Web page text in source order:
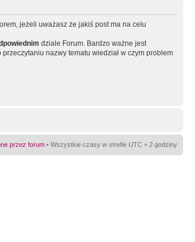
jeżeli uważasz że jakiś post ma na celu
dziale Forum. Bardzo ważne jest
nazwy tematu wiedział w czym problem
przez forum • Wszystkie czasy w strefie UTC + 2 godziny